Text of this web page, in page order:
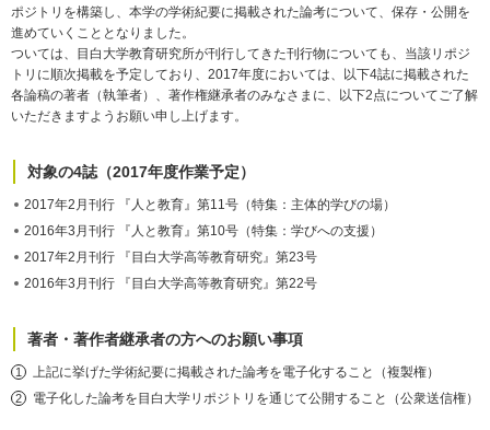
ポジトリを構築し、本学の学術紀要に掲載された論考について、保存・公開を
進めていくこととなりました。
ついては、目白大学教育研究所が刊行してきた刊行物についても、当該リポジ
トリに順次掲載を予定しており、2017年度においては、以下4誌に掲載された
各論稿の著者（執筆者）、著作権継承者のみなさまに、以下2点についてご了解
いただきますようお願い申し上げます。
対象の4誌（2017年度作業予定）
2017年2月刊行 『人と教育』第11号（特集：主体的学びの場）
2016年3月刊行 『人と教育』第10号（特集：学びへの支援）
2017年2月刊行 『目白大学高等教育研究』第23号
2016年3月刊行 『目白大学高等教育研究』第22号
著者・著作者継承者の方へのお願い事項
上記に挙げた学術紀要に掲載された論考を電子化すること（複製権）
電子化した論考を目白大学リポジトリを通じて公開すること（公衆送信権）